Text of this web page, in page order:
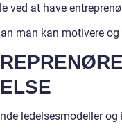
ved at have
man kan motivere
ledelsesmodeller